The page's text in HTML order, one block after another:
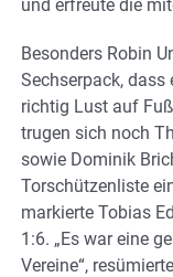
und erfreute die
Besonders Robin
Sechserpack,
richtig Lust auf
trugen sich noch
sowie Dominik
Torschützenliste
markierte Tobias
1:6. „Es war eine
Vereine“,